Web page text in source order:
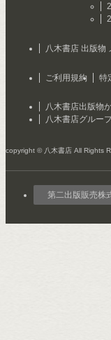
八木書店 出版物
ご利用規約 特
八木書店出版物
八木書店グルー
copyright © 八木書店 All Rights
第二出版販売株